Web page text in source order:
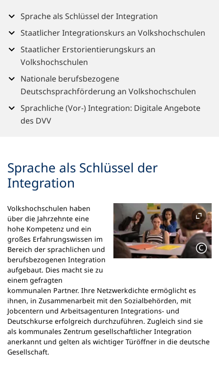
Sprache als Schlüssel der Integration
Staatlicher Integrationskurs an Volkshochschulen
Staatlicher Erstorientierungskurs an
Volkshochschulen
Nationale berufsbezogene
Deutschsprachförderung an Volkshochschulen
Sprachliche (Vor-) Integration: Digitale Angebote
des DVV
Sprache als Schlüssel der
Integration
Volkshochschulen haben
über die Jahrzehnte eine
hohe Kompetenz und ein
großes Erfahrungswissen im
Bereich der sprachlichen und
berufsbezogenen Integration
aufgebaut. Dies macht sie zu
einem gefragten
kommunalen Partner. Ihre Netzwerkdichte ermöglicht es
ihnen, in Zusammenarbeit mit den Sozialbehörden, mit
Jobcentern und Arbeitsagenturen Integrations- und
Deutschkurse erfolgreich durchzuführen. Zugleich sind sie
als kommunales Zentrum gesellschaftlicher Integration
anerkannt und gelten als wichtiger Türöffner in die deutsche
Gesellschaft.